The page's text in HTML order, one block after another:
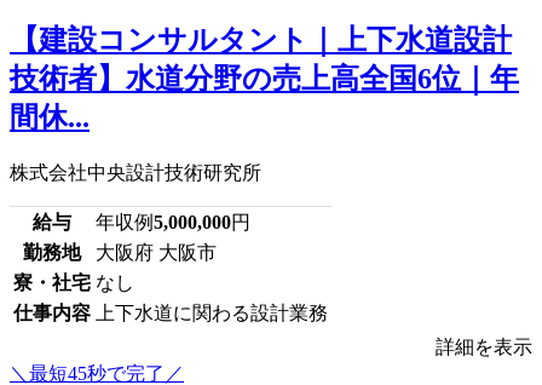
【建設コンサルタント｜上下水道設計
技術者】水道分野の売上高全国6位｜年
間休...
株式会社中央設計技術研究所
給与 年収例5,000,000円
勤務地
大阪府 大阪市
寮・社宅 なし
仕事内容
上下水道に関わる設計業務
詳細を表示
＼最短45秒で完了／